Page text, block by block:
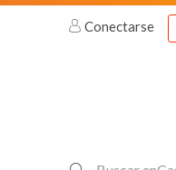
Conectarse